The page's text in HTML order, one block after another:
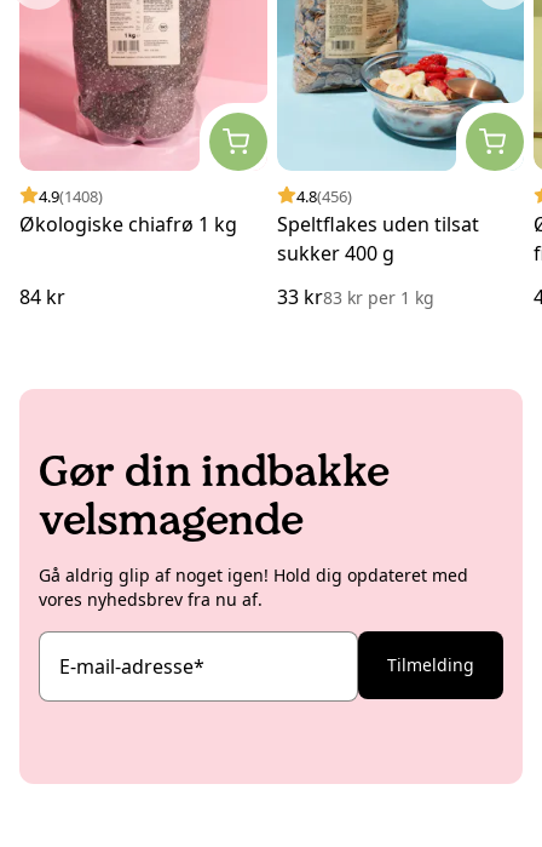
4.9(1408)
Økologiske chiafrø 1 kg
84 kr
4.8(456)
Speltflakes uden tilsat
sukker 400 g
33 kr83 kr per1 kg
Gør din indbakke
velsmagende
Gå aldrig glip af noget igen! Hold dig opdateret med
vores nyhedsbrev fra nu af.
E-mail-adresse* Tilmelding